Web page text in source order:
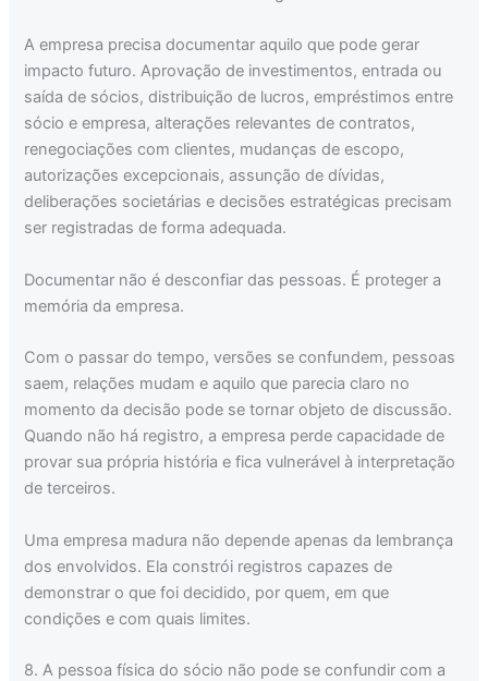
A empresa precisa documentar aquilo que pode gerar
impacto futuro. Aprovação de investimentos, entrada ou
saída de sócios, distribuição de lucros, empréstimos entre
sócio e empresa, alterações relevantes de contratos,
renegociações com clientes, mudanças de escopo,
autorizações excepcionais, assunção de dívidas,
deliberações societárias e decisões estratégicas precisam
ser registradas de forma adequada.
Documentar não é desconfiar das pessoas. É proteger a
memória da empresa.
Com o passar do tempo, versões se confundem, pessoas
saem, relações mudam e aquilo que parecia claro no
momento da decisão pode se tornar objeto de discussão.
Quando não há registro, a empresa perde capacidade de
provar sua própria história e fica vulnerável à interpretação
de terceiros.
Uma empresa madura não depende apenas da lembrança
dos envolvidos. Ela constrói registros capazes de
demonstrar o que foi decidido, por quem, em que
condições e com quais limites.
8. A pessoa física do sócio não pode se confundir com a